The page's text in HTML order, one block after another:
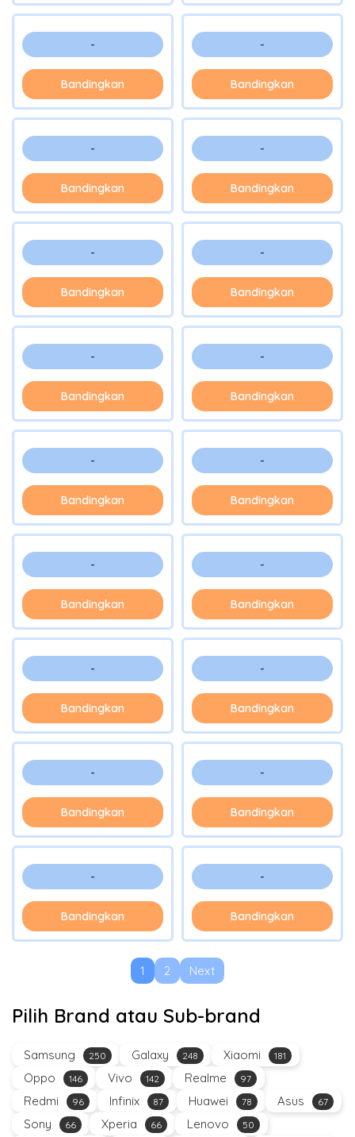
-
Bandingkan
-
Bandingkan
-
Bandingkan
-
Bandingkan
-
Bandingkan
-
Bandingkan
-
Bandingkan
-
Bandingkan
-
Bandingkan
-
Bandingkan
-
Bandingkan
-
Bandingkan
-
Bandingkan
-
Bandingkan
-
Bandingkan
-
Bandingkan
-
Bandingkan
-
Bandingkan
1 2 Next
Pilih Brand atau Sub-brand
Samsung 250 Galaxy 248 Xiaomi 181
Oppo 146 Vivo 142 Realme 97
Redmi 96 Infinix 87 Huawei 78 Asus 67
Sony 66 Xperia 66 Lenovo 50